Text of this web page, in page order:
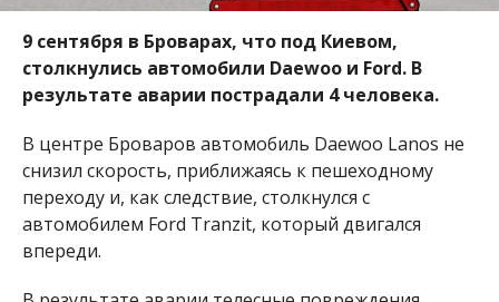
9 сентября в Броварах, что под Киевом,
столкнулись автомобили Daewoo и Ford. В
результате аварии пострадали 4 человека.
В центре Броваров автомобиль Daewoo Lanos не
снизил скорость, приближаясь к пешеходному
переходу и, как следствие, столкнулся с
автомобилем Ford Tranzit, который двигался
впереди.